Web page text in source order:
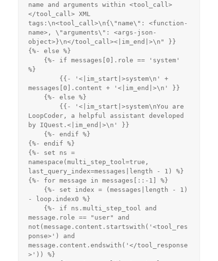
name and arguments within <tool_call>
</tool_call> XML
tags:\n<tool_call>\n{\"name\": <function-
name>, \"arguments\": <args-json-
object>}\n</tool_call><|im_end|>\n" }}
{%- else %}
%}
messages[0].content + '<|im_end|>\n' }}
    {%- else %}
LoopCoder, a helpful assistant developed
by IQuest.<|im_end|>\n' }}
    {%- endif %}
{%- endif %}
{%- set ns =
namespace(multi_step_tool=true,
last_query_index=messages|length - 1) %}
{%- for message in messages[::-1] %}
- loop.index0 %}
message.role == "user" and
not(message.content.startswith('<tool_res
ponse>') and
message.content.endswith('</tool_response
>')) %}